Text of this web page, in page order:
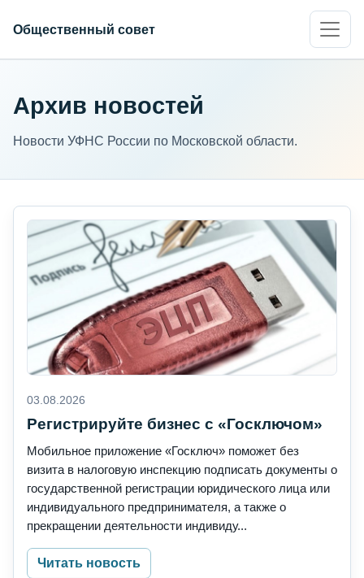
Общественный совет
Архив новостей
Новости УФНС России по Московской области.
03.08.2026
Регистрируйте бизнес с «Госключом»
Мобильное приложение «Госключ» поможет без
визита в налоговую инспекцию подписать документы о
государственной регистрации юридического лица или
индивидуального предпринимателя, а также о
прекращении деятельности индивиду...
Читать новость